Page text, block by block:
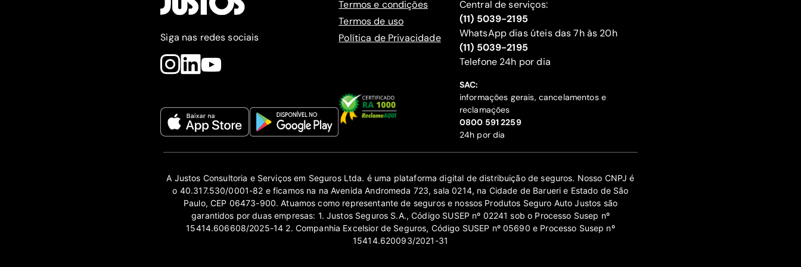
Siga nas redes sociais
Termos e condições
Termos de uso
Política de Privacidade
Central de serviços:
(11) 5039-2195
WhatsApp dias úteis das 7h às 20h
(11) 5039-2195
‍Telefone 24h por dia
SAC:
informações gerais, cancelamentos e
reclamações
‍0800 591 2259
24h por dia
A Justos Consultoria e Serviços em Seguros Ltda. é uma plataforma digital de distribuição de seguros. Nosso CNPJ é
o 40.317.530/0001-82 e ficamos na na Avenida Andromeda 723, sala 0214, na Cidade de Barueri e Estado de São
Paulo, CEP 06473-900. Atuamos como representante de seguros e nossos Produtos Seguro Auto Justos são
garantidos por duas empresas: 1. Justos Seguros S.A., Código SUSEP nº 02241 sob o Processo Susep nº
15414.606608/2025-14 2. Companhia Excelsior de Seguros, Código SUSEP nº 05690 e Processo Susep nº
15414.620093/2021-31